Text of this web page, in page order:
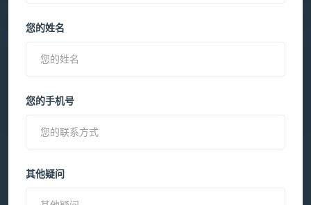
您的姓名
您的手机号
其他疑问